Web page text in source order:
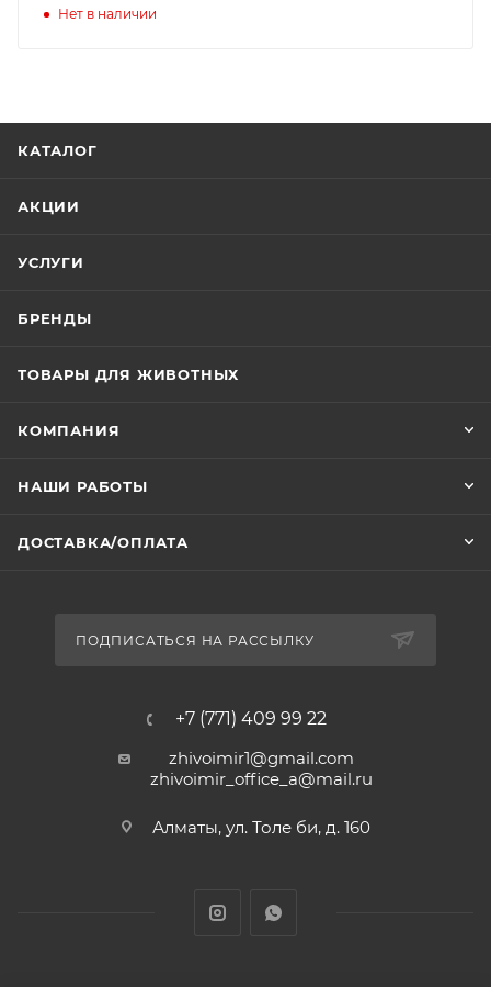
Нет в наличии
КАТАЛОГ
АКЦИИ
УСЛУГИ
БРЕНДЫ
ТОВАРЫ ДЛЯ ЖИВОТНЫХ
КОМПАНИЯ
НАШИ РАБОТЫ
ДОСТАВКА/ОПЛАТА
ПОДПИСАТЬСЯ НА РАССЫЛКУ
+7 (771) 409 99 22
zhivoimir1@gmail.com
zhivoimir_office_a@mail.ru
Алматы, ул. Толе би, д. 160